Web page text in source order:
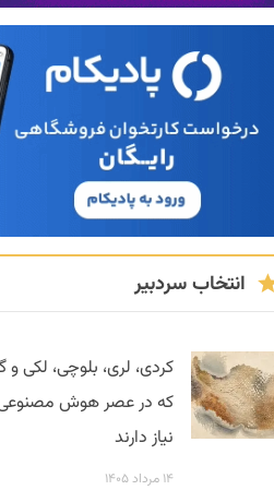
انتخاب سردبیر
کردی، لری، بلوچی، لکی و
که در عصر هوش مصنوعی
نیاز دارند
۱۴ مرداد ۱۴۰۵